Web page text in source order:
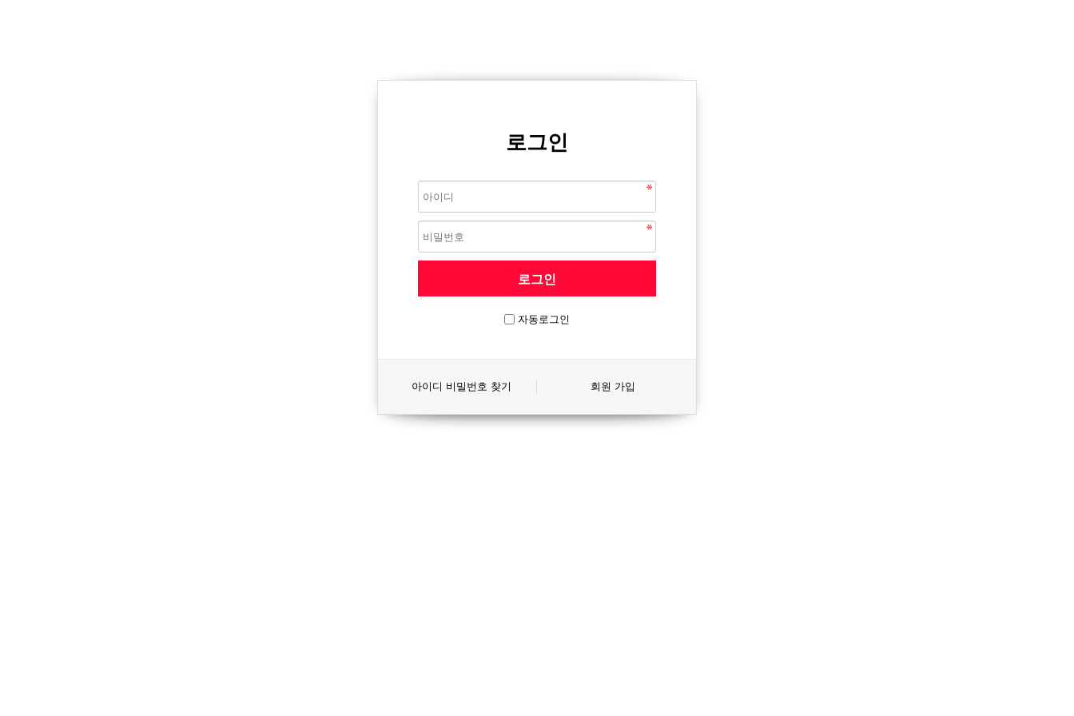
로그인
자동로그인
아이디 비밀번호 찾기 회원 가입